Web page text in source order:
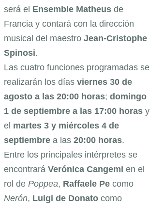
será el Ensemble Matheus de
Francia y contará con la dirección
musical del maestro Jean-Cristophe
Spinosi.
Las cuatro funciones programadas se
realizarán los días viernes 30 de
agosto a las 20:00 horas; domingo
1 de septiembre a las 17:00 horas y
el martes 3 y miércoles 4 de
septiembre a las 20:00 horas.
Entre los principales intérpretes se
encontrará Verónica Cangemi en el
rol de Poppea, Raffaele Pe como
Nerón, Luigi de Donato como